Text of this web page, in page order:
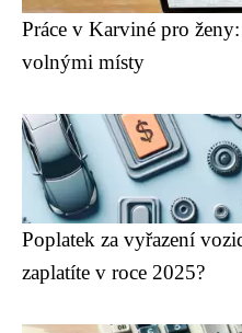
Práce v Karviné pro
volnými místy
Poplatek za vyřazení
zaplatíte v roce 2025?